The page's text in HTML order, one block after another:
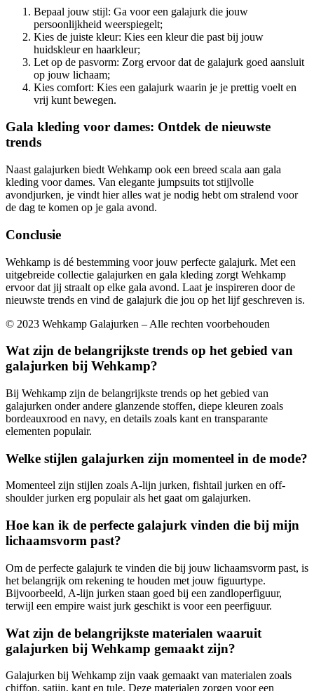
Bepaal jouw stijl: Ga voor een galajurk die jouw
persoonlijkheid weerspiegelt;
Kies de juiste kleur: Kies een kleur die past bij jouw
huidskleur en haarkleur;
Let op de pasvorm: Zorg ervoor dat de galajurk goed aansluit
op jouw lichaam;
Kies comfort: Kies een galajurk waarin je je prettig voelt en
vrij kunt bewegen.
Gala kleding voor dames: Ontdek de nieuwste
trends
Naast galajurken biedt Wehkamp ook een breed scala aan gala
kleding voor dames. Van elegante jumpsuits tot stijlvolle
avondjurken, je vindt hier alles wat je nodig hebt om stralend voor
de dag te komen op je gala avond.
Conclusie
Wehkamp is dé bestemming voor jouw perfecte galajurk. Met een
uitgebreide collectie galajurken en gala kleding zorgt Wehkamp
ervoor dat jij straalt op elke gala avond. Laat je inspireren door de
nieuwste trends en vind de galajurk die jou op het lijf geschreven is.
© 2023 Wehkamp Galajurken – Alle rechten voorbehouden
Wat zijn de belangrijkste trends op het gebied van
galajurken bij Wehkamp?
Bij Wehkamp zijn de belangrijkste trends op het gebied van
galajurken onder andere glanzende stoffen, diepe kleuren zoals
bordeauxrood en navy, en details zoals kant en transparante
elementen populair.
Welke stijlen galajurken zijn momenteel in de mode?
Momenteel zijn stijlen zoals A-lijn jurken, fishtail jurken en off-
shoulder jurken erg populair als het gaat om galajurken.
Hoe kan ik de perfecte galajurk vinden die bij mijn
lichaamsvorm past?
Om de perfecte galajurk te vinden die bij jouw lichaamsvorm past, is
het belangrijk om rekening te houden met jouw figuurtype.
Bijvoorbeeld, A-lijn jurken staan goed bij een zandloperfiguur,
terwijl een empire waist jurk geschikt is voor een peerfiguur.
Wat zijn de belangrijkste materialen waaruit
galajurken bij Wehkamp gemaakt zijn?
Galajurken bij Wehkamp zijn vaak gemaakt van materialen zoals
chiffon, satijn, kant en tule. Deze materialen zorgen voor een